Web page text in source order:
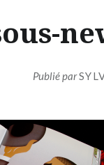
Publié par